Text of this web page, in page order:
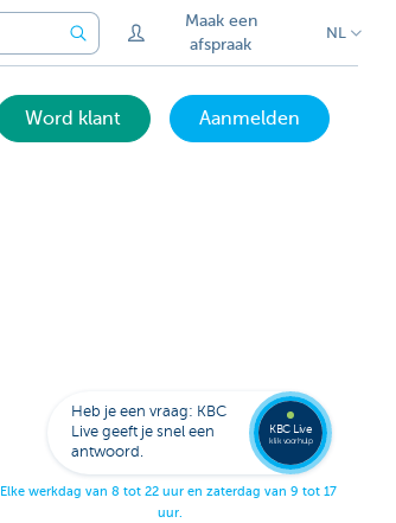
Maak een
afspraak
NL
Word klant Aanmelden
Heb je een vraag: KBC
Live geeft je snel een
antwoord.
Elke werkdag van 8 tot 22 uur en zaterdag van 9 tot 17
uur.
KBC Live
klik voor hulp